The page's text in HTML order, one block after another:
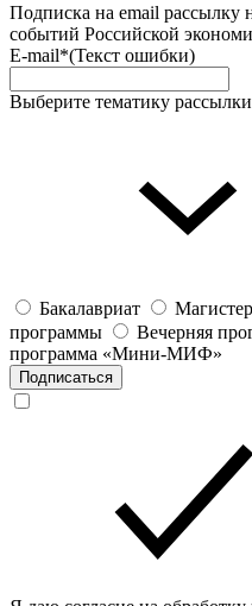
Подписка на email рассылку
событий Российской
E-mail*(Текст ошибки)
Выберите тематику рассылки
Бакалавриат
программы
Вечерняя
программа «Мини-МИФ»
Подписаться